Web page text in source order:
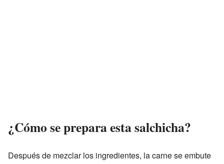
¿Cómo se prepara esta salchicha?
Después de mezclar los ingredientes, la carne se embute